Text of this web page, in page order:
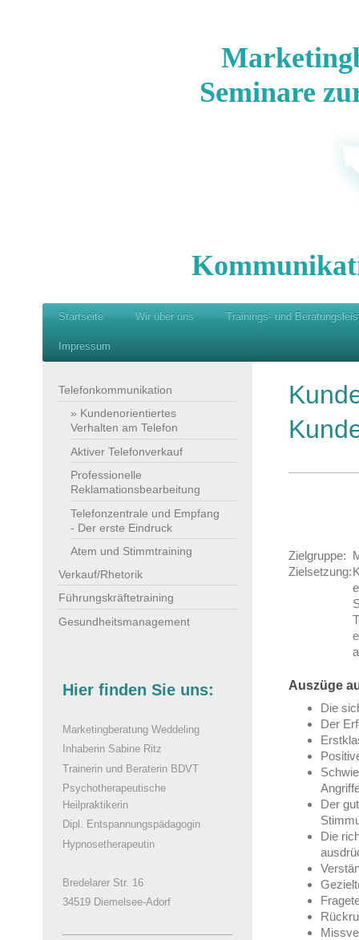
Seminare
Startseite Wir über uns Trainings- und
Impressum
Zielgruppe:
Zielsetzung:
Auszüge
Die
Der
Der
Die
Telefonkommunikation
Kundenorientiertes
Verhalten am Telefon
Aktiver Telefonverkauf
Professionelle
Reklamationsbearbeitung
Telefonzentrale und Empfang
- Der erste Eindruck
Atem und Stimmtraining
Verkauf/Rhetorik
Führungskräftetraining
Gesundheitsmanagement
Hier finden Sie uns:
Marketingberatung Weddeling
Inhaberin Sabine Ritz
Trainerin und Beraterin BDVT
Psychotherapeutische
Heilpraktikerin
Dipl. Entspannungspädagogin
Hypnosetherapeutin
Bredelarer Str. 16
34519 Diemelsee-Adorf